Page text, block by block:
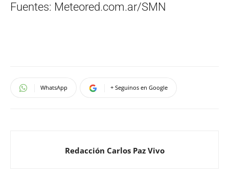
Fuentes: Meteored.com.ar/SMN
WhatsApp + Seguinos en Google
Redacción Carlos Paz Vivo